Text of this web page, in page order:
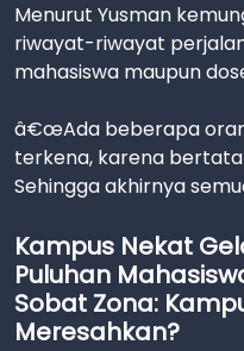
Menurut Yusman
riwayat-riwayat
mahasiswa maupun
â€œAda beberapa
terkena, karena
Sehingga akhirnya
Kampus Nekat
Puluhan
Sobat Zona:
Meresahkan?